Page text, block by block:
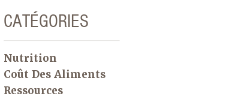
CATÉGORIES
Nutrition
Coût Des Aliments
Ressources